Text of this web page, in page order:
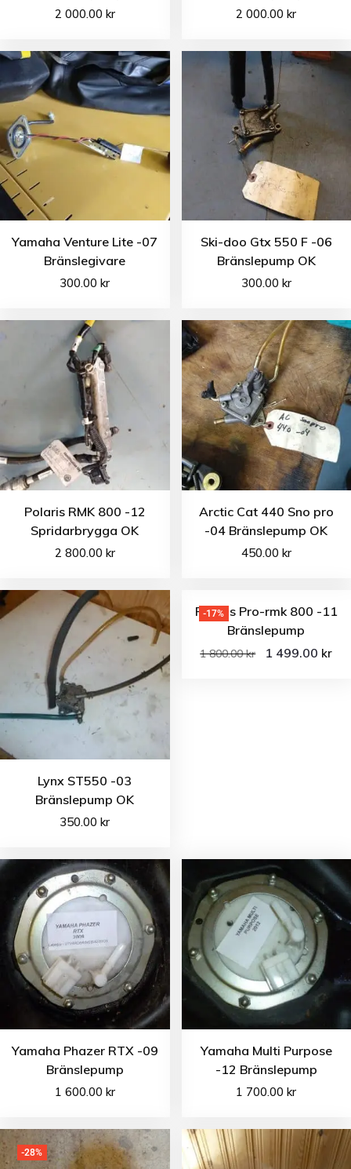
2 000.00 kr 2 000.00kr
Yamaha Venture Lite -07
Bränslegivare
300.00kr
Ski-doo Gtx 550 F -06
Bränslepump OK
300.00 kr
Polaris RMK 800 -12
Spridarbrygga OK
2 800.00 kr
Arctic Cat 440 Sno pro
-04 Bränslepump OK
450.00 kr
Lynx ST550 -03
Bränslepump OK
350.00kr
-17%
Polaris Pro-rmk 800 -11
Bränslepump
1 800.00kr 1 499.00 kr
Yamaha Phazer RTX -09
Bränslepump
1 600.00 kr
Yamaha Multi Purpose
-12 Bränslepump
1 700.00kr
-28%